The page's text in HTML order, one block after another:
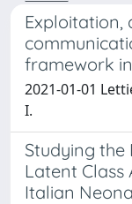
Exploitation,
framework
2021-01-01
I.
Studying the
Latent Class
Italian